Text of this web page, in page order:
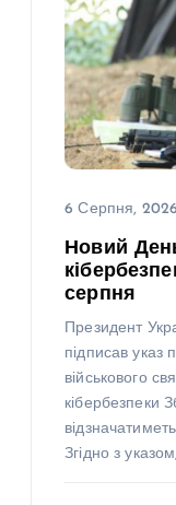
6 Серпня, 2026
Новий
серпня
Президент
підписав указ
військового
кібербезпеки
Згідно з